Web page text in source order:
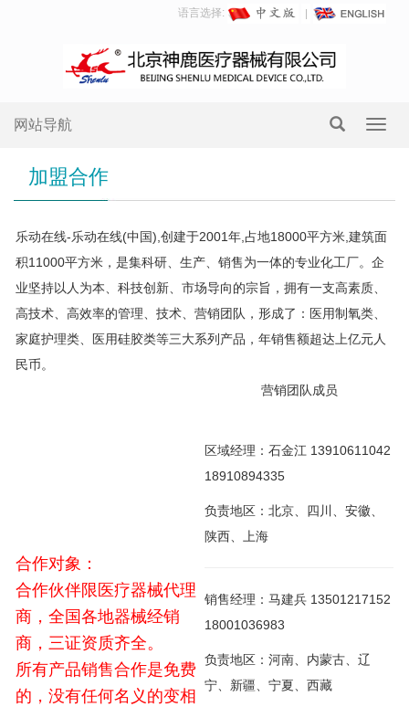
语言选择:
网站导航
加盟合作
乐动在线-乐动在线(中国),创建于2001年,占地18000平方米,建筑面
积11000平方米，是集科研、生产、销售为一体的专业化工厂。企
业坚持以人为本、科技创新、市场导向的宗旨，拥有一支高素质、
高技术、高效率的管理、技术、营销团队，形成了：医用制氧类、
家庭护理类、医用硅胶类等三大系列产品，年销售额超达上亿元人
民币。
合作对象：
合作伙伴限医疗器械代理
商，全国各地器械经销
商，三证资质齐全。
所有产品销售合作是免费
的，没有任何名义的变相
营销团队成员
区域经理：石金江 13910611042
18910894335
负责地区：北京、四川、安徽、
陕西、上海
销售经理：马建兵 13501217152
18001036983
负责地区：河南、内蒙古、辽
宁、新疆、宁夏、西藏